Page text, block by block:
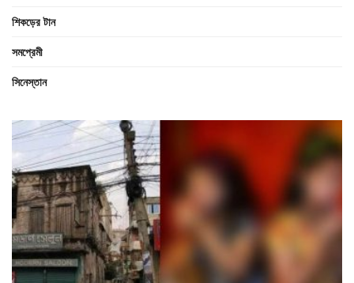
শিকড়ের টান
সমপ্রেমী
সিনেস্তান